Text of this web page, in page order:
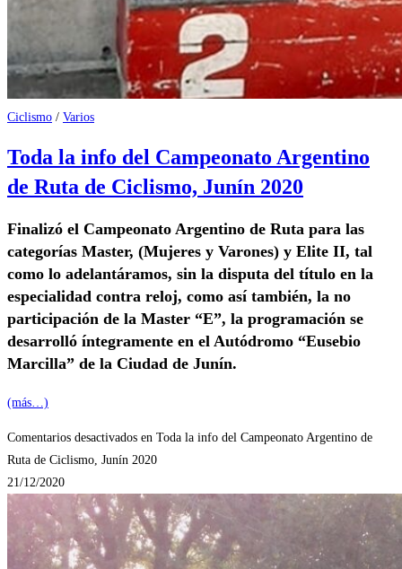
Ciclismo / Varios
Toda la info del Campeonato Argentino
de Ruta de Ciclismo, Junín 2020
Finalizó el Campeonato Argentino de Ruta para las
categorías Master, (Mujeres y Varones) y Elite II, tal
como lo adelantáramos, sin la disputa del título en la
especialidad contra reloj, como así también, la no
participación de la Master “E”, la programación se
desarrolló íntegramente en el Autódromo “Eusebio
Marcilla” de la Ciudad de Junín.
(más…)
Comentarios desactivados en Toda la info del Campeonato Argentino de
Ruta de Ciclismo, Junín 2020
21/12/2020